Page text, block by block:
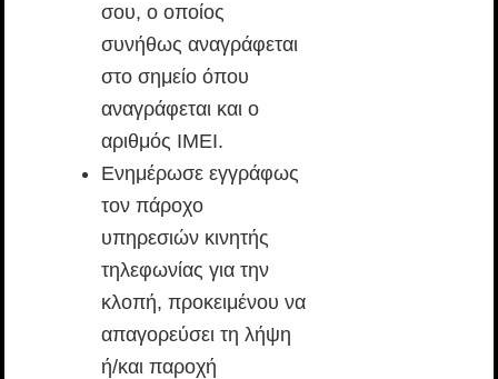
σου, ο οποίος
συνήθως αναγράφεται
στο σημείο όπου
αναγράφεται και ο
αριθμός ΙΜΕΙ.
Ενημέρωσε εγγράφως
τον πάροχο
υπηρεσιών κινητής
τηλεφωνίας για την
κλοπή, προκειμένου να
απαγορεύσει τη λήψη
ή/και παροχή